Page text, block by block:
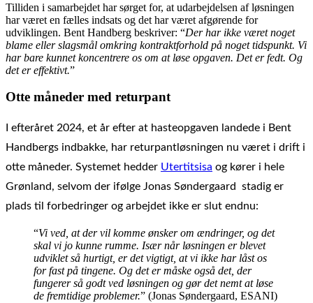
Tilliden i samarbejdet har sørget for, at udarbejdelsen af løsningen
har været en fælles indsats og det har været afgørende for
udviklingen. Bent Handberg beskriver: “Der har ikke været noget
blame eller slagsmål omkring kontraktforhold på noget tidspunkt. Vi
har bare kunnet koncentrere os om at løse opgaven. Det er fedt. Og
det er effektivt.”
Otte måneder med returpant
I efteråret 2024, et år efter at hasteopgaven landede i Bent
Handbergs indbakke, har returpantløsningen nu været i drift i
otte måneder. Systemet hedder Utertitsisa og kører i hele
Grønland, selvom der ifølge Jonas Søndergaard stadig er
plads til forbedringer og arbejdet ikke er slut endnu:
“Vi ved, at der vil komme ønsker om ændringer, og det
skal vi jo kunne rumme. Især når løsningen er blevet
udviklet så hurtigt, er det vigtigt, at vi ikke har låst os
for fast på tingene. Og det er måske også det, der
fungerer så godt ved løsningen og gør det nemt at løse
de fremtidige problemer.” (Jonas Søndergaard, ESANI)